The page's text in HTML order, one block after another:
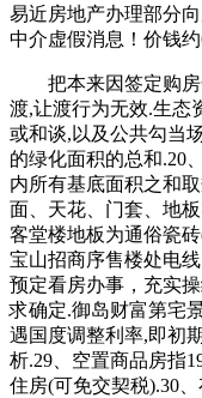
易近房地产办理部分
中介虚假消息！价钱约
把本来因签定购房
渡,让渡行为无效.生态
或和谈,以及公共勾当
的绿化面积的总和.20
内所有基底面积之和
面、天花、门套、地
客堂楼地板为通俗瓷
宝山招商序售楼处电
预定看房办事，充实
求确定.御岛财富第宅
遇国度调整利率,即初
析.29、空置商品房指
住房(可免交契税).30